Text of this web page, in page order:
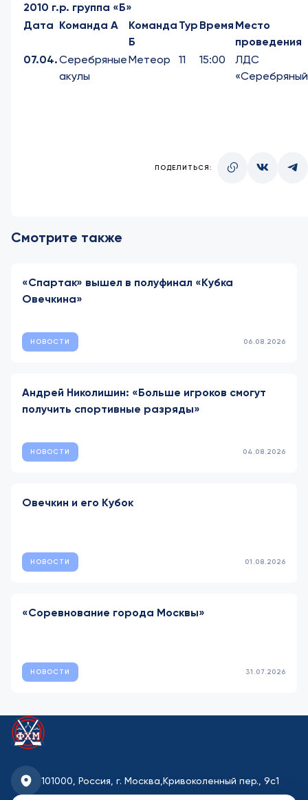
2010 г.р. группа «Б»
Дата Команда А
Команда
Б
Тур Время Место
проведения
07.04.Серебряные
акулы
Метеор 11 15:00
ЛДС
ПОДЕЛИТЬСЯ:
Смотрите также
«Спартак» вышел в полуфинал «Кубка
Овечкина»
НОВОСТИ 06.08.2026
Андрей Николишин: «Больше игроков смогут
получить спортивные разряды»
НОВОСТИ 04.08.2026
Овечкин и его Кубок
НОВОСТИ 01.08.2026
«Соревнование города Москвы»
НОВОСТИ 31.07.2026
101000, Россия, г. Москва,Кривоколенный пер., 9с1